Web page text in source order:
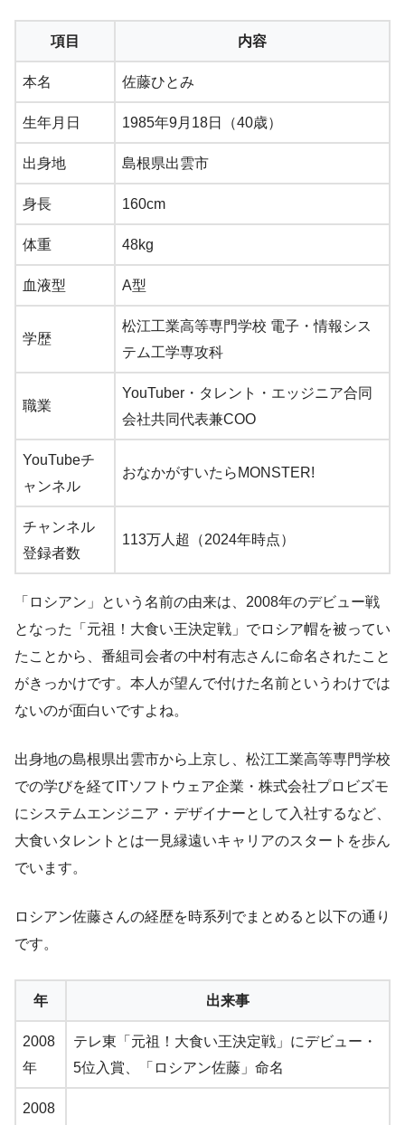
項目 内容
本名 佐藤ひとみ
生年月日 1985年9月18日（40歳）
出身地 島根県出雲市
身長 160cm
体重 48kg
血液型 A型
学歴
松江工業高等専門学校 電子・情報シス
テム工学専攻科
職業
YouTuber・タレント・エッジニア合同
会社共同代表兼COO
YouTubeチ
ャンネル
おなかがすいたらMONSTER!
チャンネル
登録者数
113万人超（2024年時点）
「ロシアン」という名前の由来は、2008年のデビュー戦
となった「元祖！大食い王決定戦」でロシア帽を被ってい
たことから、番組司会者の中村有志さんに命名されたこと
がきっかけです。本人が望んで付けた名前というわけでは
ないのが面白いですよね。
出身地の島根県出雲市から上京し、松江工業高等専門学校
での学びを経てITソフトウェア企業・株式会社プロビズモ
にシステムエンジニア・デザイナーとして入社するなど、
大食いタレントとは一見縁遠いキャリアのスタートを歩ん
でいます。
ロシアン佐藤さんの経歴を時系列でまとめると以下の通り
です。
年 出来事
2008
年
テレ東「元祖！大食い王決定戦」にデビュー・
5位入賞、「ロシアン佐藤」命名
2008